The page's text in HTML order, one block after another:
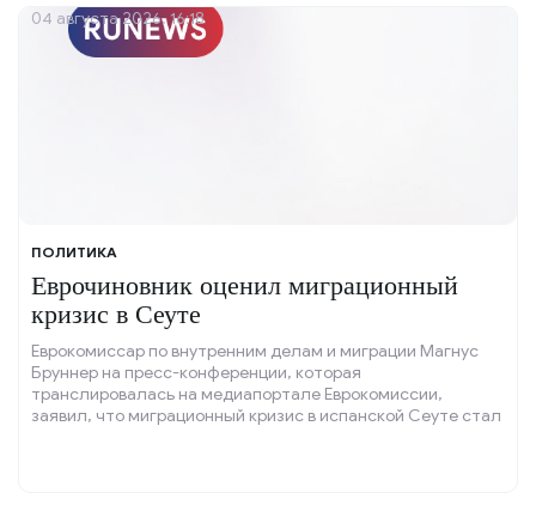
ПОЛИТИКА
Еврочиновник оценил миграционный
кризис в Сеуте
Еврокомиссар по внутренним делам и миграции Магнус
Бруннер на пресс-конференции, которая
транслировалась на медиапортале Еврокомиссии,
заявил, что миграционный кризис в испанской Сеуте стал
04 августа 2026, 16:18